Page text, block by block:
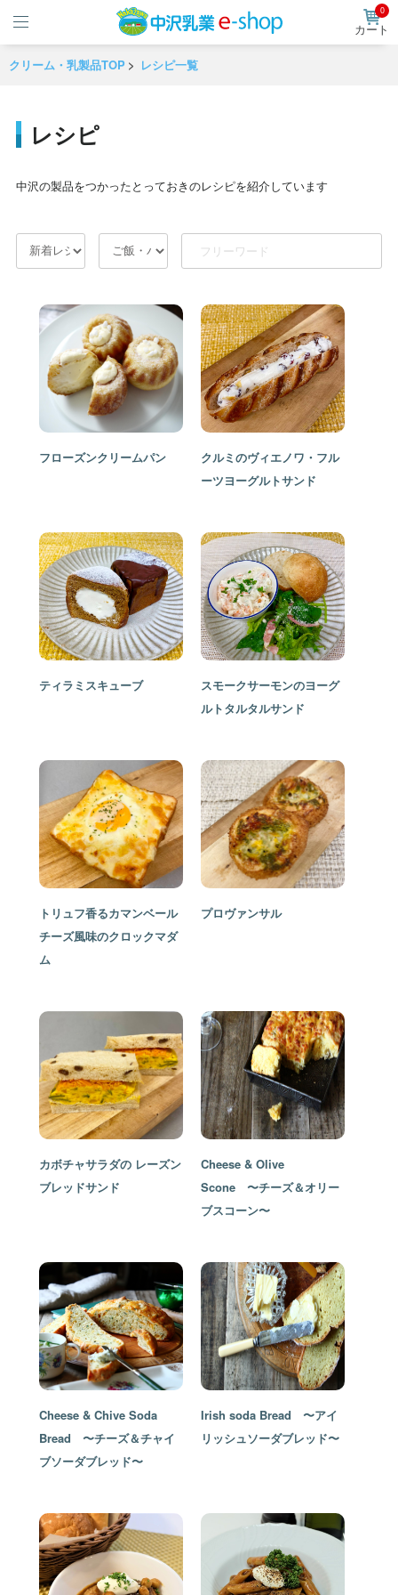
0
カート
クリーム・乳製品TOP レシピ一覧
レシピ
中沢の製品をつかったとっておきのレシピを紹介しています
フローズンクリームパン
クルミのヴィエノワ・フル
ーツヨーグルトサンド
ティラミスキューブ
スモークサーモンのヨーグ
ルトタルタルサンド
トリュフ香るカマンベール
チーズ風味のクロックマダ
ム
プロヴァンサル
カボチャサラダの レーズン
ブレッドサンド
Cheese & Olive
Scone 〜チーズ＆オリー
ブスコーン〜
Cheese & Chive Soda
Bread 〜チーズ＆チャイ
ブソーダブレッド〜
Irish soda Bread 〜アイ
リッシュソーダブレッド〜